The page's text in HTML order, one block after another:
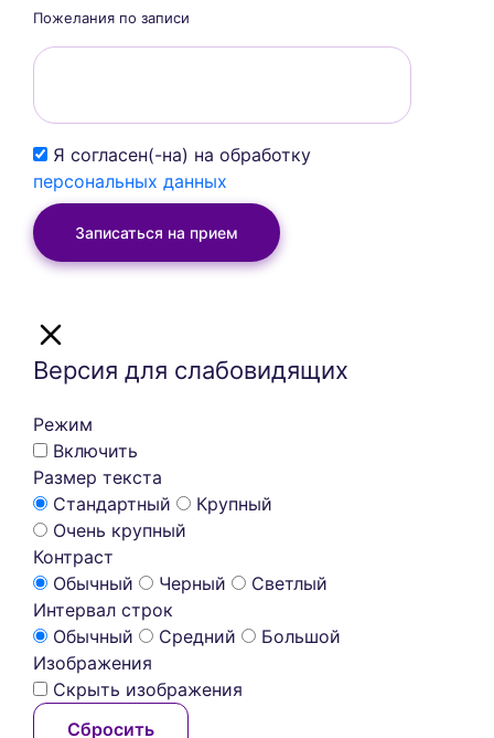
Пожелания по записи
Я согласен(-на) на обработку
персональных данных
Записаться на прием
Версия для слабовидящих
Режим
Включить
Размер текста
Стандартный
Крупный
Очень крупный
Контраст
Обычный
Черный
Светлый
Интервал строк
Обычный
Средний
Большой
Изображения
Скрыть изображения
Сбросить